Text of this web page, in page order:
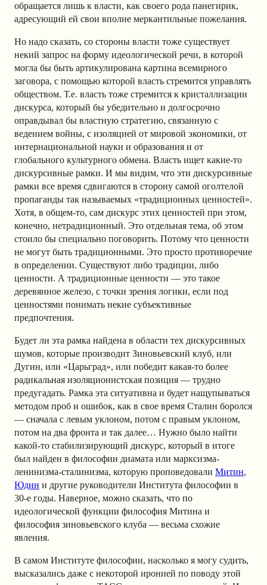
обращается лишь к власти, как своего рода панегирик,
адресующий ей свои вполне меркантильные пожелания.
Но надо сказать, со стороны власти тоже существует
некий запрос на форму идеологической речи, в которой
могла бы быть артикулирована картина всемирного
заговора, с помощью которой власть стремится управлять
обществом. Т.е. власть тоже стремится к кристаллизации
дискурса, который бы убедительно и долгосрочно
оправдывал бы властную стратегию, связанную с
ведением войны, с изоляцией от мировой экономики, от
интернациональной науки и образования и от
глобального культурного обмена. Власть ищет какие-то
дискурсивные рамки. И мы видим, что эти дискурсивные
рамки все время сдвигаются в сторону самой оголтелой
пропаганды так называемых «традиционных ценностей».
Хотя, в общем-то, сам дискурс этих ценностей при этом,
конечно, нетрадиционный. Это отдельная тема, об этом
стоило бы специально поговорить. Потому что ценности
не могут быть традиционными. Это просто противоречие
в определении. Существуют либо традиции, либо
ценности. А традиционные ценности — это такое
деревянное железо, с точки зрения логики, если под
ценностями понимать некие субъективные
предпочтения.
Будет ли эта рамка найдена в области тех дискурсивных
шумов, которые производит Зиновьевский клуб, или
Дугин, или «Царьград», или победит какая-то более
радикальная изоляционистская позиция — трудно
предугадать. Рамка эта ситуативна и будет нащупываться
методом проб и ошибок, как в свое время Сталин боролся
— сначала с левым уклоном, потом с правым уклоном,
потом на два фронта и так далее… Нужно было найти
какой-то стабилизирующий дискурс, который в итоге
был найден в философии диамата или марксизма-
ленинизма-сталинизма, которую проповедовали Митин,
Юдин и другие руководители Института философии в
30-е годы. Наверное, можно сказать, что по
идеологической функции философия Митина и
философия зиновьевского клуба — весьма схожие
явления.
В самом Институте философии, насколько я могу судить,
высказались даже с некоторой иронией по поводу этой